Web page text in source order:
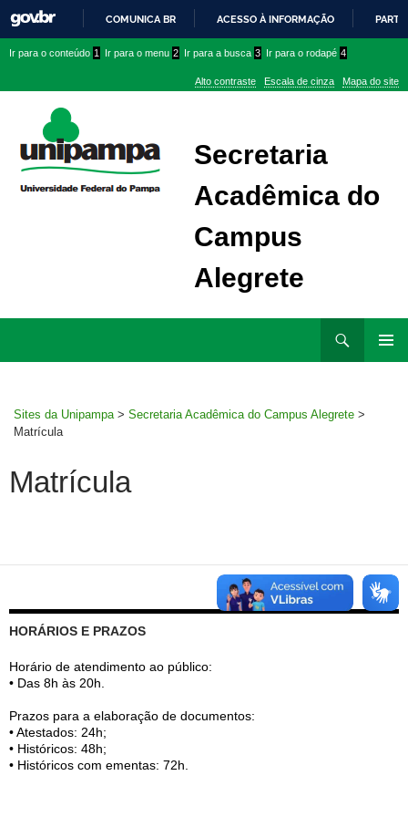
PARA
CONTEÚDO
COMUNICA BR ACESSO À INFORMAÇÃO
conteúdo
menu
superior
menu
Ir para o conteúdo 1 Ir para o menu 2 Ir para a busca 3 Ir para o rodapé 4
Alto contraste Escala de cinza Mapa do site
Secretaria
Acadêmica do
Campus
Alegrete
Sites da Unipampa > Secretaria Acadêmica do Campus Alegrete >
Matrícula
Matrícula
HORÁRIOS E PRAZOS
Horário de atendimento ao público:
• Das 8h às 20h.
Prazos para a elaboração de documentos:
• Atestados: 24h;
• Históricos: 48h;
• Históricos com ementas: 72h.